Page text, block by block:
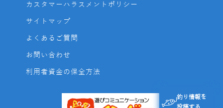
釣り情報を
カスタマーハラスメントポリシー
サイトマップ
よくあるご質問
お問い合わせ
利用者資金の保全方法